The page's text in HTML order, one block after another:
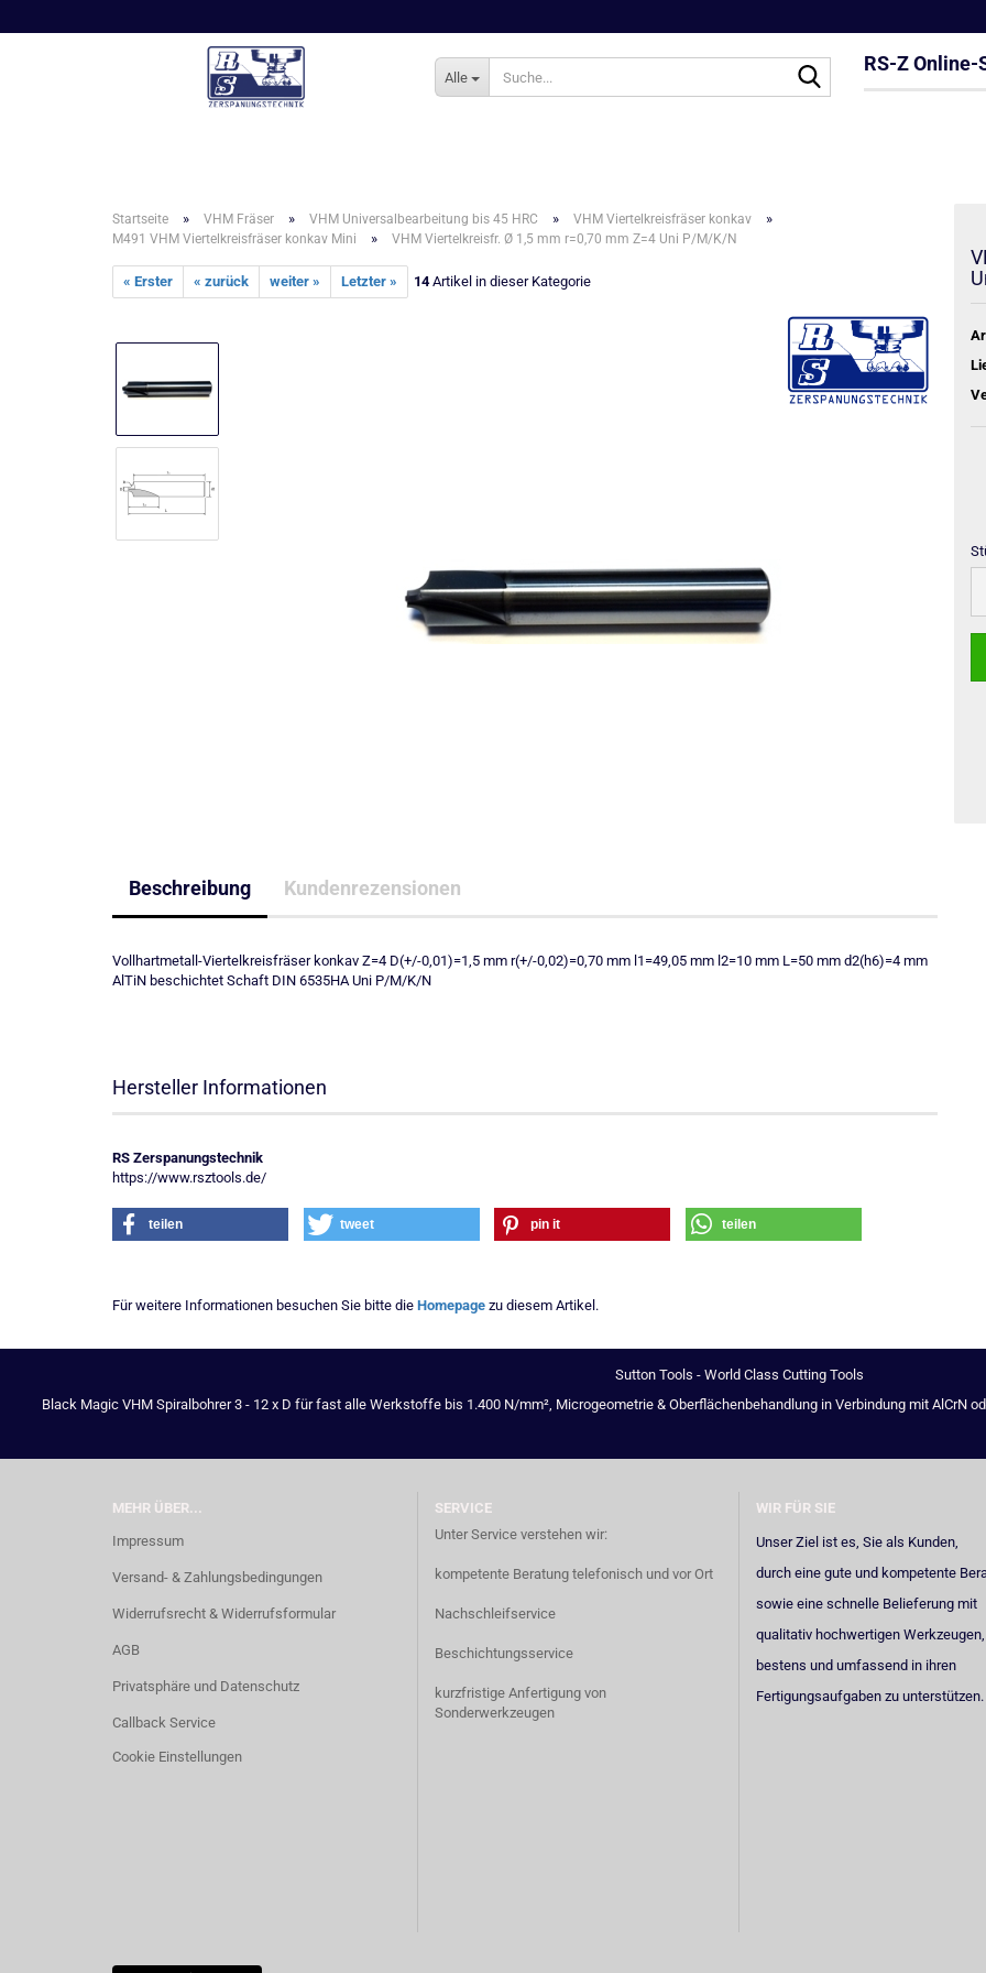
Alle
Suche...RS-Z Online-
Startseite » VHM Fräser » VHM Universalbearbeitung bis 45 HRC » VHM Viertelkreisfräser konkav »
M491 VHM Viertelkreisfräser konkav Mini » VHM Viertelkreisfr. Ø 1,5 mm r=0,70 mm Z=4 Uni P/M/K/N
« Erster « zurück weiter » Letzter » 14Artikel in dieser Kategorie
Beschreibung Kundenrezensionen
Vollhartmetall-Viertelkreisfräser konkav Z=4 D(+/-0,01)=1,5 mm r(+/-0,02)=0,70 mm l1=49,05 mm l2=10 mm L=50 mm d2(h6)=4 mm
AlTiN beschichtet Schaft DIN 6535HA Uni P/M/K/N
Hersteller Informationen
RS Zerspanungstechnik
https://www.rsztools.de/
teilen tweet pin it teilen
Für weitere Informationen besuchen Sie bitte die Homepage zu diesem Artikel.
Sutton Tools - World Class Cutting Tools
Black Magic VHM Spiralbohrer 3 - 12 x D für fast alle Werkstoffe bis 1.400 N/mm², Microgeometrie & Oberflächenbehandlung in Verbindung mit AlCrN
MEHR ÜBER...
Impressum
Versand- & Zahlungsbedingungen
Widerrufsrecht & Widerrufsformular
AGB
Privatsphäre und Datenschutz
Callback Service
Cookie Einstellungen
SERVICE
Unter Service verstehen wir:
kompetente Beratung telefonisch und vor Ort
Nachschleifservice
Beschichtungsservice
kurzfristige Anfertigung von
Sonderwerkzeugen
WIR FÜR SIE
Unser Ziel ist es, Sie als Kunden,
durch eine gute und kompetente
sowie eine schnelle Belieferung mit
qualitativ hochwertigen Werkzeugen,
bestens und umfassend in ihren
Fertigungsaufgaben zu unterstützen.